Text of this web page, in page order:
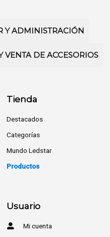
Y ADMINISTRACIÓN
VENTA DE ACCESORIOS
Tienda
Destacados
Categorías
Mundo Ledstar
Productos
Usuario
Mi cuenta